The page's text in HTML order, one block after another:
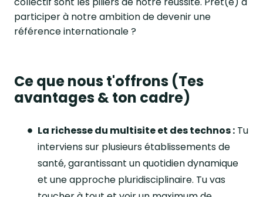
participer à notre ambition de devenir une
référence internationale ?
Ce que nous t'offrons (Tes
avantages & ton cadre)
La richesse du multisite et des technos : Tu
interviens sur plusieurs établissements de
santé, garantissant un quotidien dynamique
et une approche pluridisciplinaire. Tu vas